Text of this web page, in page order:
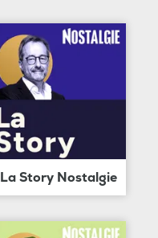
La Story Nostalgie